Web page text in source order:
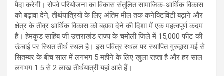
पैदा करेगी। रोपवे परियोजना का विकास संतुलित सामाजिक-आर्थिक विकास
को बढ़ावा देने, तीर्थयात्रियों के लिए अंतिम मील तक कनेक्टिविटी बढ़ाने और
क्षेत्र के तीव्र आर्थिक विकास को बढ़ावा देने की दिशा में एक महत्वपूर्ण कदम
है। हेमकुंड साहिब जी उत्तराखंड राज्य के चमोली जिले में 15,000 फीट की
ऊंचाई पर स्थित तीर्थ स्थल है। इस पवित्र स्थल पर स्थापित गुरुद्वारा मई से
सितम्बर के बीच साल में लगभग 5 महीने के लिए खुला रहता है और हर साल
लगभग 1.5 से 2 लाख तीर्थयात्री यहां आते हैं।